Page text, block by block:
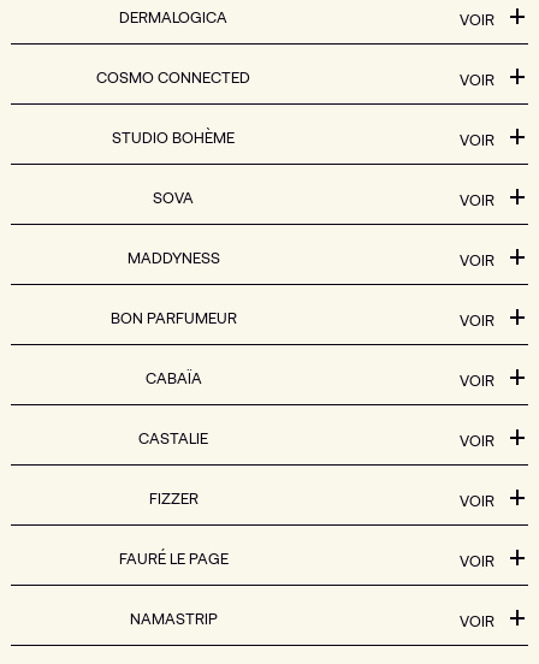
DERMALOGICA VOIR
COSMO CONNECTED VOIR
STUDIO BOHÈME VOIR
SOVA VOIR
MADDYNESS VOIR
BON PARFUMEUR VOIR
CABAÏA VOIR
CASTALIE VOIR
FIZZER VOIR
FAURÉ LE PAGE VOIR
NAMASTRIP VOIR